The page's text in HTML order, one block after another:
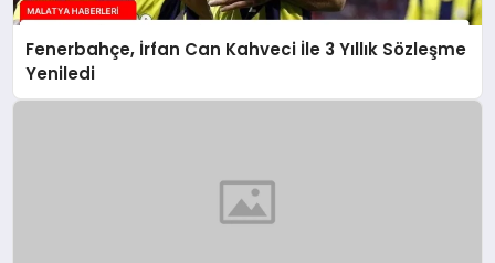
Fenerbahçe, İrfan Can Kahveci İle 3 Yıllık Sözleşme
Yeniledi